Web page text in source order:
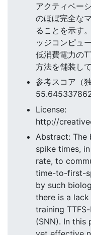
アクティベー
のほぼ完全な
ることを示す
ッジコンピュ
低消費電力の
方法を舗装して
参考スコア（
License:
http://
Abstract: The
spike times,
rate, to
time-to-first-
by such
there is a
training
(SNN). In this